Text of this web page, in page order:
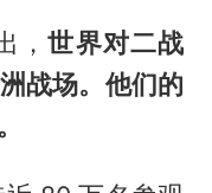
，世界对二战
战场。他们的